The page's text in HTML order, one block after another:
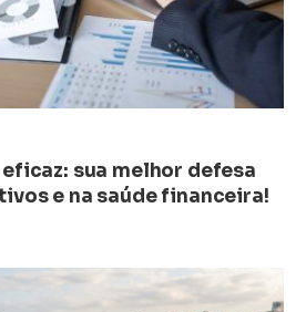
sua melhor defesa
e na saúde financeira!